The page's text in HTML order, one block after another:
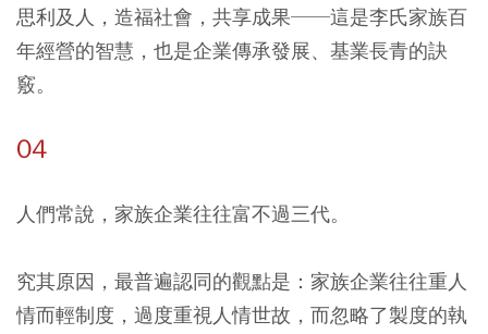
思利及人，造福社會，共享成果──這是李氏家族百
年經營的智慧，也是企業傳承發展、基業長青的訣
竅。
04
人們常說，家族企業往往富不過三代。
究其原因，最普遍認同的觀點是：家族企業往往重人
情而輕制度，過度重視人情世故，而忽略了製度的執